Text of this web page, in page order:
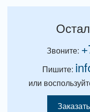
Звоните:
Пишите:
или